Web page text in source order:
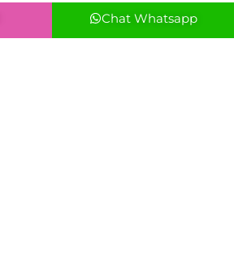
Chat Whatsapp